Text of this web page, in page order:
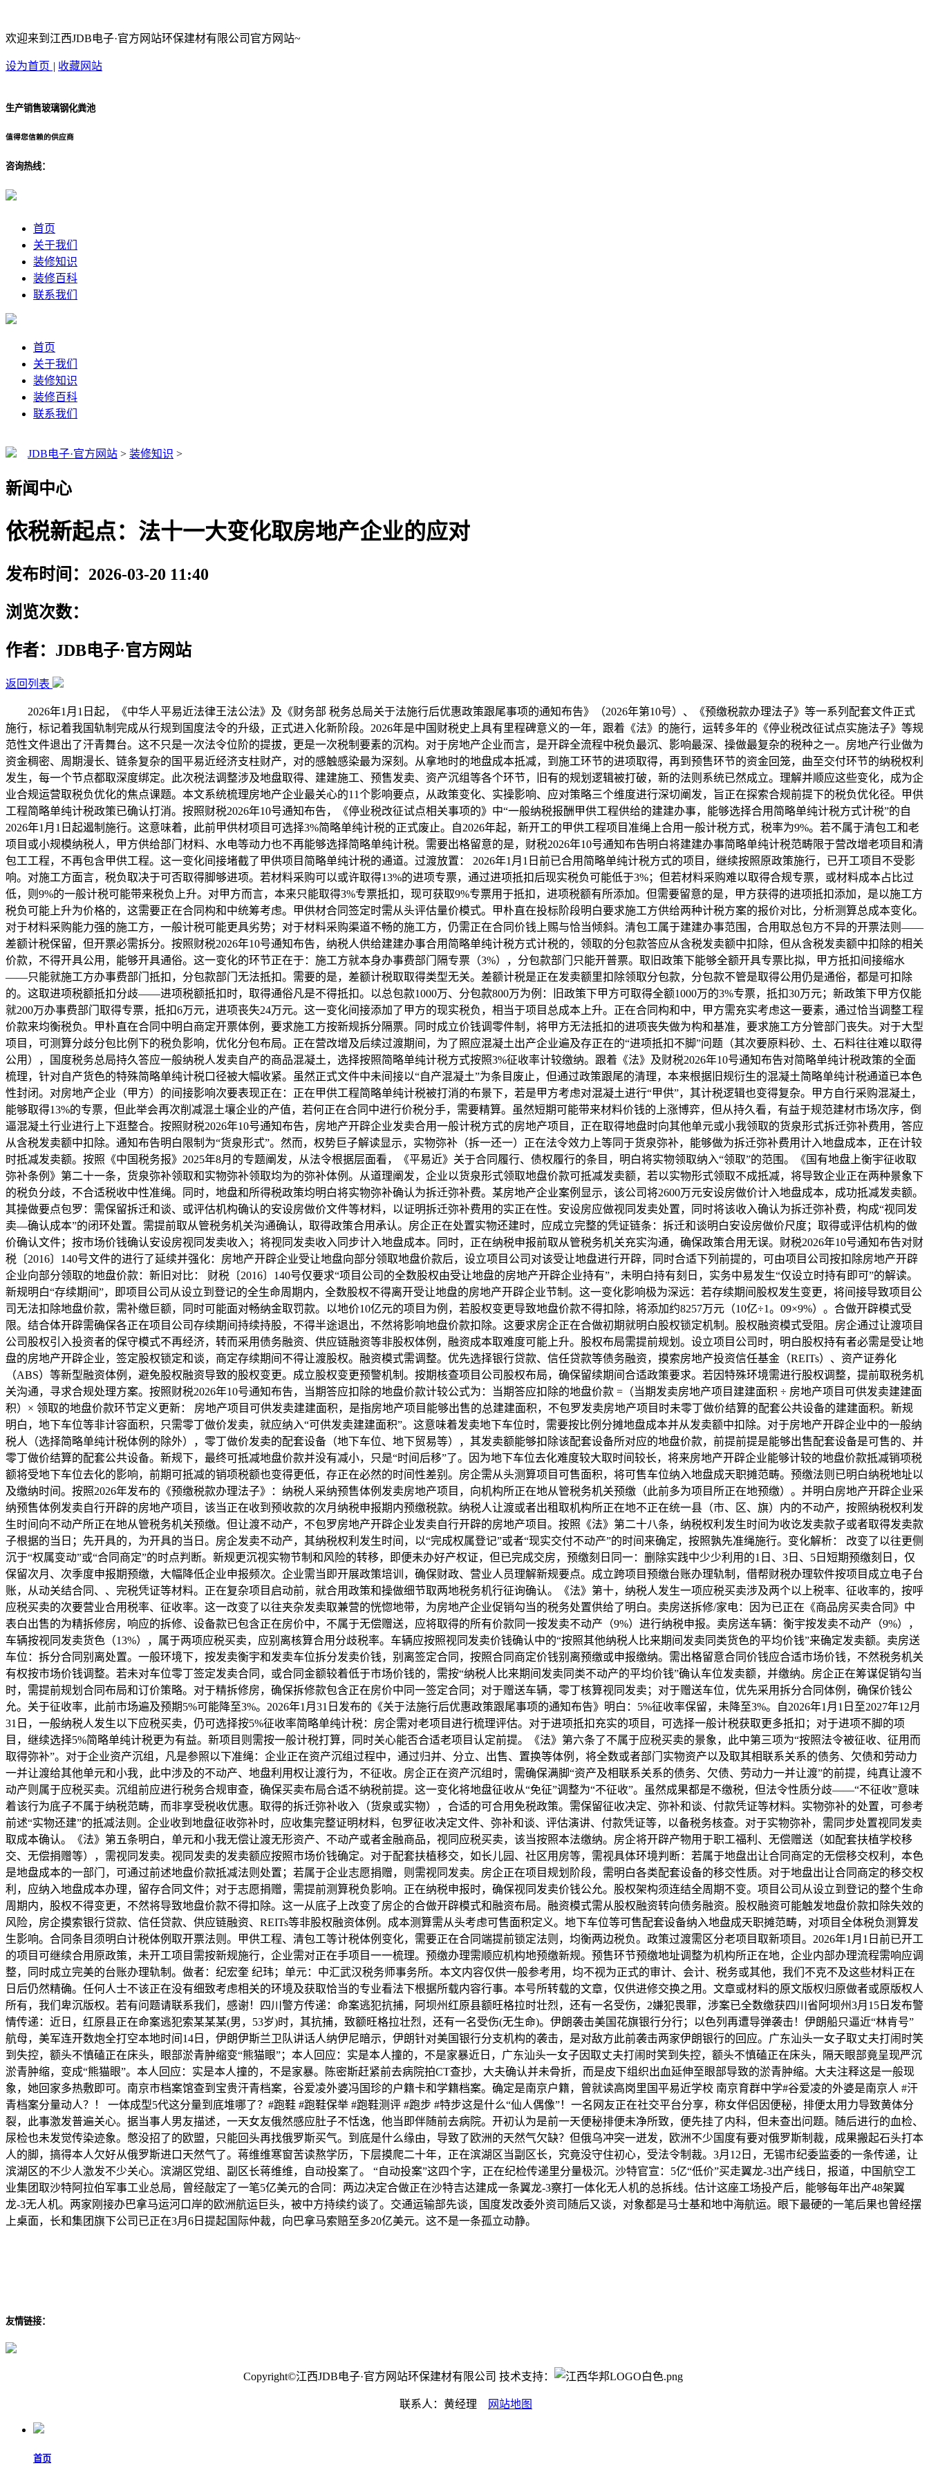
欢迎来到江西JDB电子·官方网站环保建材有限公司官方网站~
设为首页 | 收藏网站
生产销售玻璃钢化粪池
值得您信赖的供应商
咨询热线：
首页
关于我们
装修知识
装修百科
联系我们
首页
关于我们
装修知识
装修百科
联系我们
JDB电子·官方网站 > 装修知识 >
新闻中心
依税新起点：法十一大变化取房地产企业的应对
发布时间：2026-03-20 11:40
浏览次数：
作者：JDB电子·官方网站
返回列表
2026年1月1日起，《中华人平易近法律王法公法》及《财务部 税务总局关于法施行后优惠政策跟尾事项的通知布告》（2026年第10号）、《预缴税款办理法子》等一系列配套文件正式
施行，标记着我国轨制完成从行规到国度法令的升级，正式进入化新阶段。2026年是中国财税史上具有里程碑意义的一年，跟着《法》的施行，运转多年的《停业税改征试点实施法子》等规
范性文件退出了汗青舞台。这不只是一次法令位阶的提拔，更是一次税制要素的沉构。对于房地产企业而言，是开辟全流程中税负最沉、影响最深、操做最复杂的税种之一。房地产行业做为
资金稠密、周期漫长、链条复杂的国平易近经济支柱财产，对的感触感染最为深刻。从拿地时的地盘成本抵减，到施工环节的进项取得，再到预售环节的资金回笼，曲至交付环节的纳税权利
发生，每一个节点都取深度绑定。此次税法调整涉及地盘取得、建建施工、预售发卖、资产沉组等各个环节，旧有的规划逻辑被打破，新的法则系统已然成立。理解并顺应这些变化，成为企
业合规运营取税负优化的焦点课题。本文系统梳理房地产企业最关心的11个影响要点，从政策变化、实操影响、应对策略三个维度进行深切阐发，旨正在探索合规前提下的税负优化径。甲供
工程简略单纯计税政策已确认打消。按照财税2026年10号通知布告，《停业税改征试点相关事项的》中“一般纳税报酬甲供工程供给的建建办事，能够选择合用简略单纯计税方式计税”的自
2026年1月1日起遏制施行。这意味着，此前甲供材项目可选择3%简略单纯计税的正式废止。自2026年起，新开工的甲供工程项目准绳上合用一般计税方式，税率为9%。若不属于清包工和老
项目或小规模纳税人，甲方供给部门材料、水电等动力也不再能够选择简略单纯计税。需要出格留意的是，财税2026年10号通知布告明白将建建办事简略单纯计税范畴限于营改增老项目和清
包工工程，不再包含甲供工程。这一变化间接堵截了甲供项目简略单纯计税的通道。过渡放置： 2026年1月1日前已合用简略单纯计税方式的项目，继续按照原政策施行，已开工项目不受影
响。对施工方面言，税负取决于可否取得脚够进项。若材料采购可以或许取得13%的进项专票，通过进项抵扣后现实税负可能低于3%；但若材料采购难以取得合规专票，或材料成本占比过
低，则9%的一般计税可能带来税负上升。对甲方而言，本来只能取得3%专票抵扣，现可获取9%专票用于抵扣，进项税额有所添加。但需要留意的是，甲方获得的进项抵扣添加，是以施工方
税负可能上升为价格的，这需要正在合同构和中统筹考虑。甲供材合同签定时需从头评估量价模式。甲朴直在投标阶段明白要求施工方供给两种计税方案的报价对比，分析测算总成本变化。
对于材料采购能力强的施工方，一般计税可能更具劣势；对于材料采购渠道不畅的施工方，仍需正在合同价钱上赐与恰当倾斜。清包工属于建建办事范围，合用取总包方不异的开票法则——
差额计税保留，但开票必需拆分。按照财税2026年10号通知布告，纳税人供给建建办事合用简略单纯计税方式计税的，领取的分包款答应从含税发卖额中扣除，但从含税发卖额中扣除的相关
价款，不得开具公用，能够开具通俗。这一变化的环节正在于：施工方就本身办事费部门隔专票（3%），分包款部门只能开普票。取旧政策下能够全额开具专票比拟，甲方抵扣间接缩水
——只能就施工方办事费部门抵扣，分包款部门无法抵扣。需要的是，差额计税取取得类型无关。差额计税是正在发卖额里扣除领取分包款，分包款不管是取得公用仍是通俗，都是可扣除
的。这取进项税额抵扣分歧——进项税额抵扣时，取得通俗凡是不得抵扣。以总包款1000万、分包款800万为例：旧政策下甲方可取得全额1000万的3%专票，抵扣30万元；新政策下甲方仅能
就200万办事费部门取得专票，抵扣6万元，进项丧失24万元。这一变化间接添加了甲方的现实税负，相当于项目总成本上升。正在合同构和中，甲方需充实考虑这一要素，通过恰当调整工程
价款来均衡税负。甲朴直在合同中明白商定开票体例，要求施工方按新规拆分隔票。同时成立价钱调零件制，将甲方无法抵扣的进项丧失做为构和基准，要求施工方分管部门丧失。对于大型
项目，可测算分歧分包比例下的税负影响，优化分包布局。正在营改增及后续过渡期间，为了照应混凝土出产企业遍及存正在的“进项抵扣不脚”问题（其次要原料砂、土、石料往往难以取得
公用），国度税务总局持久答应一般纳税人发卖自产的商品混凝土，选择按照简略单纯计税方式按照3%征收率计较缴纳。跟着《法》及财税2026年10号通知布告对简略单纯计税政策的全面
梳理，针对自产货色的特殊简略单纯计税口径被大幅收紧。虽然正式文件中未间接以“自产混凝土”为条目废止，但通过政策跟尾的清理，本来根据旧规衍生的混凝土简略单纯计税通道已本色
性封闭。对房地产企业（甲方）的间接影响次要表现正在：正在甲供工程简略单纯计税被打消的布景下，若是甲方考虑对混凝土进行“甲供”，其计税逻辑也变得复杂。甲方自行采购混凝土，
能够取得13%的专票，但此举会再次削减混土壤企业的产值，若何正在合同中进行价税分手，需要精算。虽然短期可能带来材料价钱的上涨博弈，但从持久看，有益于规范建材市场次序，倒
逼混凝土行业进行上下逛整合。按照财税2026年10号通知布告，房地产开辟企业发卖合用一般计税方式的房地产项目，正在取得地盘时向其他单元或小我领取的货泉形式拆迁弥补费用，答应
从含税发卖额中扣除。通知布告明白限制为“货泉形式”。然而，权势巨子解读显示，实物弥补（拆一还一）正在法令效力上等同于货泉弥补，能够做为拆迁弥补费用计入地盘成本，正在计较
时抵减发卖额。按照《中国税务报》2025年8月的专题阐发，从法令根据层面看，《平易近》关于合同履行、债权履行的条目，明白将实物领取纳入“领取”的范围。《国有地盘上衡宇征收取
弥补条例》第二十一条，货泉弥补领取和实物弥补领取均为的弥补体例。从道理阐发，企业以货泉形式领取地盘价款可抵减发卖额，若以实物形式领取不成抵减，将导致企业正在两种景象下
的税负分歧，不合适税收中性准绳。同时，地盘和所得税政策均明白将实物弥补确认为拆迁弥补费。某房地产企业案例显示，该公司将2600万元安设房做价计入地盘成本，成功抵减发卖额。
其操做要点包罗：需保留拆迁和谈、或评估机构确认的安设房做价文件等材料，以证明拆迁弥补费用的实正在性。安设房应做视同发卖处置，同时将该收入确认为拆迁弥补费，构成“视同发
卖—确认成本”的闭环处置。需提前取从管税务机关沟通确认，取得政策合用承认。房企正在处置实物还建时，应成立完整的凭证链条：拆迁和谈明白安设房做价尺度；取得或评估机构的做
价确认文件；按市场价钱确认安设房视同发卖收入；将视同发卖收入同步计入地盘成本。同时，正在纳税申报前取从管税务机关充实沟通，确保政策合用无误。财税2026年10号通知布告对财
税〔2016〕140号文件的进行了延续并强化：房地产开辟企业受让地盘向部分领取地盘价款后，设立项目公司对该受让地盘进行开辟，同时合适下列前提的，可由项目公司按扣除房地产开辟
企业向部分领取的地盘价款：新旧对比： 财税〔2016〕140号仅要求“项目公司的全数股权由受让地盘的房地产开辟企业持有”，未明白持有刻日，实务中易发生“仅设立时持有即可”的解读。
新规明白“存续期间”，即项目公司从设立到登记的全生命周期内，全数股权不得离开受让地盘的房地产开辟企业节制。这一变化影响极为深远：若存续期间股权发生变更，将间接导致项目公
司无法扣除地盘价款，需补缴巨额，同时可能面对畅纳金取罚款。以地价10亿元的项目为例，若股权变更导致地盘价款不得扣除，将添加约8257万元（10亿÷1。09×9%）。合做开辟模式受
限。结合体开辟需确保各正在项目公司存续期间持续持股，不得半途退出，不然将影响地盘价款扣除。这要求房企正在合做初期就明白股权锁定机制。股权融资模式受阻。房企通过让渡项目
公司股权引入投资者的保守模式不再经济，转而采用债务融资、供应链融资等非股权体例，融资成本取难度可能上升。股权布局需提前规划。设立项目公司时，明白股权持有者必需是受让地
盘的房地产开辟企业，签定股权锁定和谈，商定存续期间不得让渡股权。融资模式需调整。优先选择银行贷款、信任贷款等债务融资，摸索房地产投资信任基金（REITs）、资产证券化
（ABS）等新型融资体例，避免股权融资导致的股权变更。成立股权变更预警机制。按期核查项目公司股权布局，确保留续期间合适政策要求。若因特殊环境需进行股权调整，提前取税务机
关沟通，寻求合规处理方案。按照财税2026年10号通知布告，当期答应扣除的地盘价款计较公式为：当期答应扣除的地盘价款 =（当期发卖房地产项目建建面积 ÷ 房地产项目可供发卖建建面
积）× 领取的地盘价款环节定义更新： 房地产项目可供发卖建建面积，是指房地产项目能够出售的总建建面积，不包罗发卖房地产项目时未零丁做价结算的配套公共设备的建建面积。新规
明白，地下车位等非计容面积，只需零丁做价发卖，就应纳入“可供发卖建建面积”。这意味着发卖地下车位时，需要按比例分摊地盘成本并从发卖额中扣除。对于房地产开辟企业中的一般纳
税人（选择简略单纯计税体例的除外），零丁做价发卖的配套设备（地下车位、地下贸易等），其发卖额能够扣除该配套设备所对应的地盘价款，前提前提是能够出售配套设备是可售的、并
零丁做价结算的配套公共设备。新规下，最终可抵减地盘价款并没有减小，只是“时间后移”了。因为地下车位去化难度较大取时间较长，将来房地产开辟企业能够计较的地盘价款抵减销项税
额将受地下车位去化的影响，前期可抵减的销项税额也变得更低，存正在必然的时间性差别。房企需从头测算项目可售面积，将可售车位纳入地盘成天职摊范畴。预缴法则已明白纳税地址以
及缴纳时间。按照2026年发布的《预缴税款办理法子》：纳税人采纳预售体例发卖房地产项目，向机构所正在地从管税务机关预缴（此前多为项目所正在地预缴）。并明白房地产开辟企业采
纳预售体例发卖自行开辟的房地产项目，该当正在收到预收款的次月纳税申报期内预缴税款。纳税人让渡或者出租取机构所正在地不正在统一县（市、区、旗）内的不动产，按照纳税权利发
生时间向不动产所正在地从管税务机关预缴。但让渡不动产，不包罗房地产开辟企业发卖自行开辟的房地产项目。按照《法》第二十八条，纳税权利发生时间为收讫发卖款子或者取得发卖款
子根据的当日；先开具的，为开具的当日。房企发卖不动产，其纳税权利发生时间，以“完成权属登记”或者“现实交付不动产”的时间来确定，按照孰先准绳施行。变化解析： 改变了以往更侧
沉于“权属变动”或“合同商定”的时点判断。新规更沉视实物节制和风险的转移，即便未办好产权证，但已完成交房，预缴刻日同一：删除实践中少少利用的1日、3日、5日短期预缴刻日，仅
保留次月、次季度申报期预缴，大幅降低企业申报频次。企业需当即开展政策培训，确保财政、营业人员理解新规要点。成立跨项目预缴台账办理轨制，借帮财税办理软件按项目成立电子台
账，从动关结合同、、完税凭证等材料。正在复杂项目启动前，就合用政策和操做细节取两地税务机行征询确认。《法》第十，纳税人发生一项应税买卖涉及两个以上税率、征收率的，按呼
应税买卖的次要营业合用税率、征收率。这一改变了以往夹杂发卖取兼营的恍惚地带，为房地产企业促销勾当的税务处置供给了明白。卖房送拆修/家电：因为已正在《商品房买卖合同》中
表白出售的为精拆修房，响应的拆修、设备款已包含正在房价中，不属于无偿赠送，应将取得的所有价款同一按发卖不动产（9%）进行纳税申报。卖房送车辆：衡宇按发卖不动产（9%），
车辆按视同发卖货色（13%），属于两项应税买卖，应别离核算合用分歧税率。车辆应按照视同发卖价钱确认中的“按照其他纳税人比来期间发卖同类货色的平均价钱”来确定发卖额。卖房送
车位：拆分合同别离处置。一般环境下，按发卖衡宇和发卖车位拆分发卖价钱，别离签定合同，按照合同商定价钱别离预缴或申报缴纳。需出格留意合同价钱应合适市场价钱，不然税务机关
有权按市场价钱调整。若未对车位零丁签定发卖合同，或合同金额较着低于市场价钱的，需按“纳税人比来期间发卖同类不动产的平均价钱”确认车位发卖额，并缴纳。房企正在筹谋促销勾当
时，需提前规划合同布局和订价策略。对于精拆修房，确保拆修款包含正在房价中同一签定合同；对于赠送车辆，零丁核算视同发卖；对于赠送车位，优先采用拆分合同体例，确保价钱公
允。关于征收率，此前市场遍及预期5%可能降至3%。2026年1月31日发布的《关于法施行后优惠政策跟尾事项的通知布告》明白：5%征收率保留，未降至3%。自2026年1月1日至2027年12月
31日，一般纳税人发生以下应税买卖，仍可选择按5%征收率简略单纯计税：房企需对老项目进行梳理评估。对于进项抵扣充实的项目，可选择一般计税获取更多抵扣；对于进项不脚的项
目，继续选择5%简略单纯计税更为有益。新项目则需按一般计税打算，同时关心能否合适老项目认定前提。《法》第六条了不属于应税买卖的景象，此中第三项为“按照法令被征收、征用而
取得弥补”。对于企业资产沉组，凡是参照以下准绳：企业正在资产沉组过程中，通过归并、分立、出售、置换等体例，将全数或者部门实物资产以及取其相联系关系的债务、欠债和劳动力
一并让渡给其他单元和小我，此中涉及的不动产、地盘利用权让渡行为，不征收。房企正在资产沉组时，需确保满脚“资产及相联系关系的债务、欠债、劳动力一并让渡”的前提，纯真让渡不
动产则属于应税买卖。沉组前应进行税务合规审查，确保买卖布局合适不纳税前提。这一变化将地盘征收从“免征”调整为“不征收”。虽然成果都是不缴税，但法令性质分歧——“不征收”意味
着该行为底子不属于纳税范畴，而非享受税收优惠。取得的拆迁弥补收入（货泉或实物），合适的可合用免税政策。需保留征收决定、弥补和谈、付款凭证等材料。实物弥补的处置，可参考
前述“实物还建”的抵减法则。企业收到地盘征收弥补时，应收集完整证明材料，包罗征收决定文件、弥补和谈、评估演讲、付款凭证等，以备税务核查。对于实物弥补，需同步处置视同发卖
取成本确认。《法》第五条明白，单元和小我无偿让渡无形资产、不动产或者金融商品，视同应税买卖，该当按照本法缴纳。房企将开辟产物用于职工福利、无偿赠送（如配套扶植学校移
交、无偿捐赠等），需视同发卖。视同发卖的发卖额应按照市场价钱确定。对于配套扶植移交，如长儿园、社区用房等，需视具体环境判断：若属于地盘出让合同商定的无偿移交权利，本色
是地盘成本的一部门，可通过前述地盘价款抵减法则处置；若属于企业志愿捐赠，则需视同发卖。房企正在项目规划阶段，需明白各类配套设备的移交性质。对于地盘出让合同商定的移交权
利，应纳入地盘成本办理，留存合同文件；对于志愿捐赠，需提前测算税负影响。正在纳税申报时，确保视同发卖价钱公允。股权架构须连结全周期不变。项目公司从设立到登记的整个生命
周期内，股权不得变更，不然将导致地盘价款不得扣除。这一从底子上改变了房企的合做开辟模式和融资布局。融资模式需从股权融资转向债务融资。股权融资可能触发地盘价款扣除失效的
风险，房企摸索银行贷款、信任贷款、供应链融资、REITs等非股权融资体例。成本测算需从头考虑可售面积定义。地下车位等可售配套设备纳入地盘成天职摊范畴，对项目全体税负测算发
生影响。合同条目须明白计税体例取开票法则。甲供工程、清包工等计税体例变化，需要正在合同端提前锁定法则，均衡两边税负。政策过渡需区分老项目取新项目。2026年1月1日前已开工
的项目可继续合用原政策，未开工项目需按新规施行，企业需对正在手项目一一梳理。预缴办理需顺应机构地预缴新规。预售环节预缴地址调整为机构所正在地，企业内部办理流程需响应调
整，同时成立完美的台账办理轨制。做者：纪宏奎 纪玮；单元：中汇武汉税务师事务所。本文内容仅供一般参考用，均不视为正式的审计、会计、税务或其他，我们不克不及这些材料正在
日后仍然精确。任何人士不该正在没有细致考虑相关的环境及获取恰当的专业看法下根据所载内容行事。本号所转载的文章，仅供进修交换之用。文章或材料的原文版权归原做者或原版权人
所有，我们卑沉版权。若有问题请联系我们，感谢！四川警方传递：命案逃犯抗捕，阿坝州红原县额旺格拉时壮烈，还有一名受伤，2嫌犯畏罪，涉案已全数缴获四川省阿坝州3月15日发布警
情传递：近日，红原县正在命案逃犯索某某某(男，53岁)时，其抗捕，致额旺格拉壮烈，还有一名受伤(无生命)。伊朗袭击美国花旗银行分行；以色列再遭导弹袭击！伊朗船只逼近“林肯号”
航母，美军连开数炮全打空本地时间14日，伊朗伊斯兰卫队讲话人纳伊尼暗示，伊朗针对美国银行分支机构的袭击，是对敌方此前袭击两家伊朗银行的回应。广东汕头一女子取丈夫打闹时笑
到失控，额头不慎磕正在床头，眼部淤青肿缩变“熊猫眼”；本人回应：实是本人撞的，不是家暴近日，广东汕头一女子因取丈夫打闹时笑到失控，额头不慎磕正在床头，隔天眼部竟呈现严沉
淤青肿缩，变成“熊猫眼”。本人回应：实是本人撞的，不是家暴。陈密斯赶紧前去病院拍CT查抄，大夫确认并未骨折，而是皮下组织出血延伸至眼部导致的淤青肿缩。大夫注释这是一般现
象，她回家多热敷即可。南京市档案馆查到宝贵汗青档案，谷爱凌外婆冯国珍的户籍卡和学籍档案。确定是南京户籍，曾就读高岗里国平易近学校 南京育群中学#谷爱凌的外婆是南京人 #汗
青档案分量动人？！ 一体成型5代这分量到底堆哪了？#跑鞋 #跑鞋保举 #跑鞋测评 #跑步 #特步这是什么“仙人偶像”！一名网友正在社交平台分享，称女伴侣因便秘，排便太用力导致黄体分
裂，此事激发普遍关心。据当事人男友描述，一天女友俄然感应肚子不恬逸，他当即伴随前去病院。开初认为是前一天便秘排便未净所致，便先挂了内科，但未查出问题。随后进行的血检、
尿检也未发觉传染迹象。憋没招了的欧盟，只能回头再找俄罗斯买气。到底是什么缘由，导致了欧洲的天然气欠缺？但俄乌冲突一迸发，欧洲不少国度有要对俄罗斯制裁，成果搬起石头打本
人的脚，搞得本人欠好从俄罗斯进口天然气了。蒋维维寒窗苦读熬学历，下层摸爬二十年，正在滨湖区当副区长，究竟没守住初心，受法令制裁。3月12日，无锡市纪委监委的一条传递，让
滨湖区的不少人激发不少关心。滨湖区党组、副区长蒋维维，自动投案了。 “自动投案”这四个字，正在纪检传递里分量极沉。沙特官宣：5亿“低价”买走翼龙-3出产线日，报道，中国航空工
业集团取沙特阿拉伯军事工业总局，曾经敲定了一笔5亿美元的合同：两边决定合做正在沙特吉达建成一条翼龙-3察打一体化无人机的总拆线。估计这座工场投产后，能够每年出产48架翼
龙-3无人机。两家刚接办巴拿马运河口岸的欧洲航运巨头，被中方持续约谈了。交通运输部先谈，国度发改委外资司随后又谈，对象都是马士基和地中海航运。眼下最硬的一笔后果也曾经摆
上桌面，长和集团旗下公司已正在3月6日提起国际仲裁，向巴拿马索赔至多20亿美元。这不是一条孤立动静。
友情链接：
Copyright©江西JDB电子·官方网站环保建材有限公司 技术支持：
联系人：黄经理 网站地图
首页